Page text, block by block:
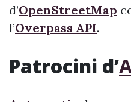
d’OpenStreetMap
l’Overpass API.
Patrocini d’